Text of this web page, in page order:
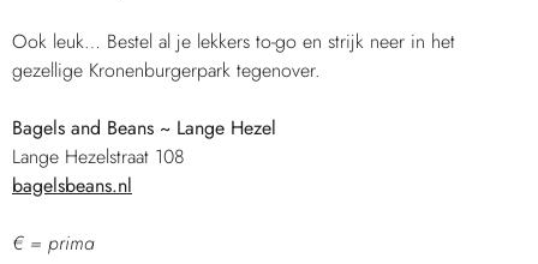
Ook leuk… Bestel al je lekkers to-go en strijk neer in het
gezellige Kronenburgerpark tegenover.
Bagels and Beans ~ Lange Hezel
Lange Hezelstraat 108
bagelsbeans.nl
€ = prima